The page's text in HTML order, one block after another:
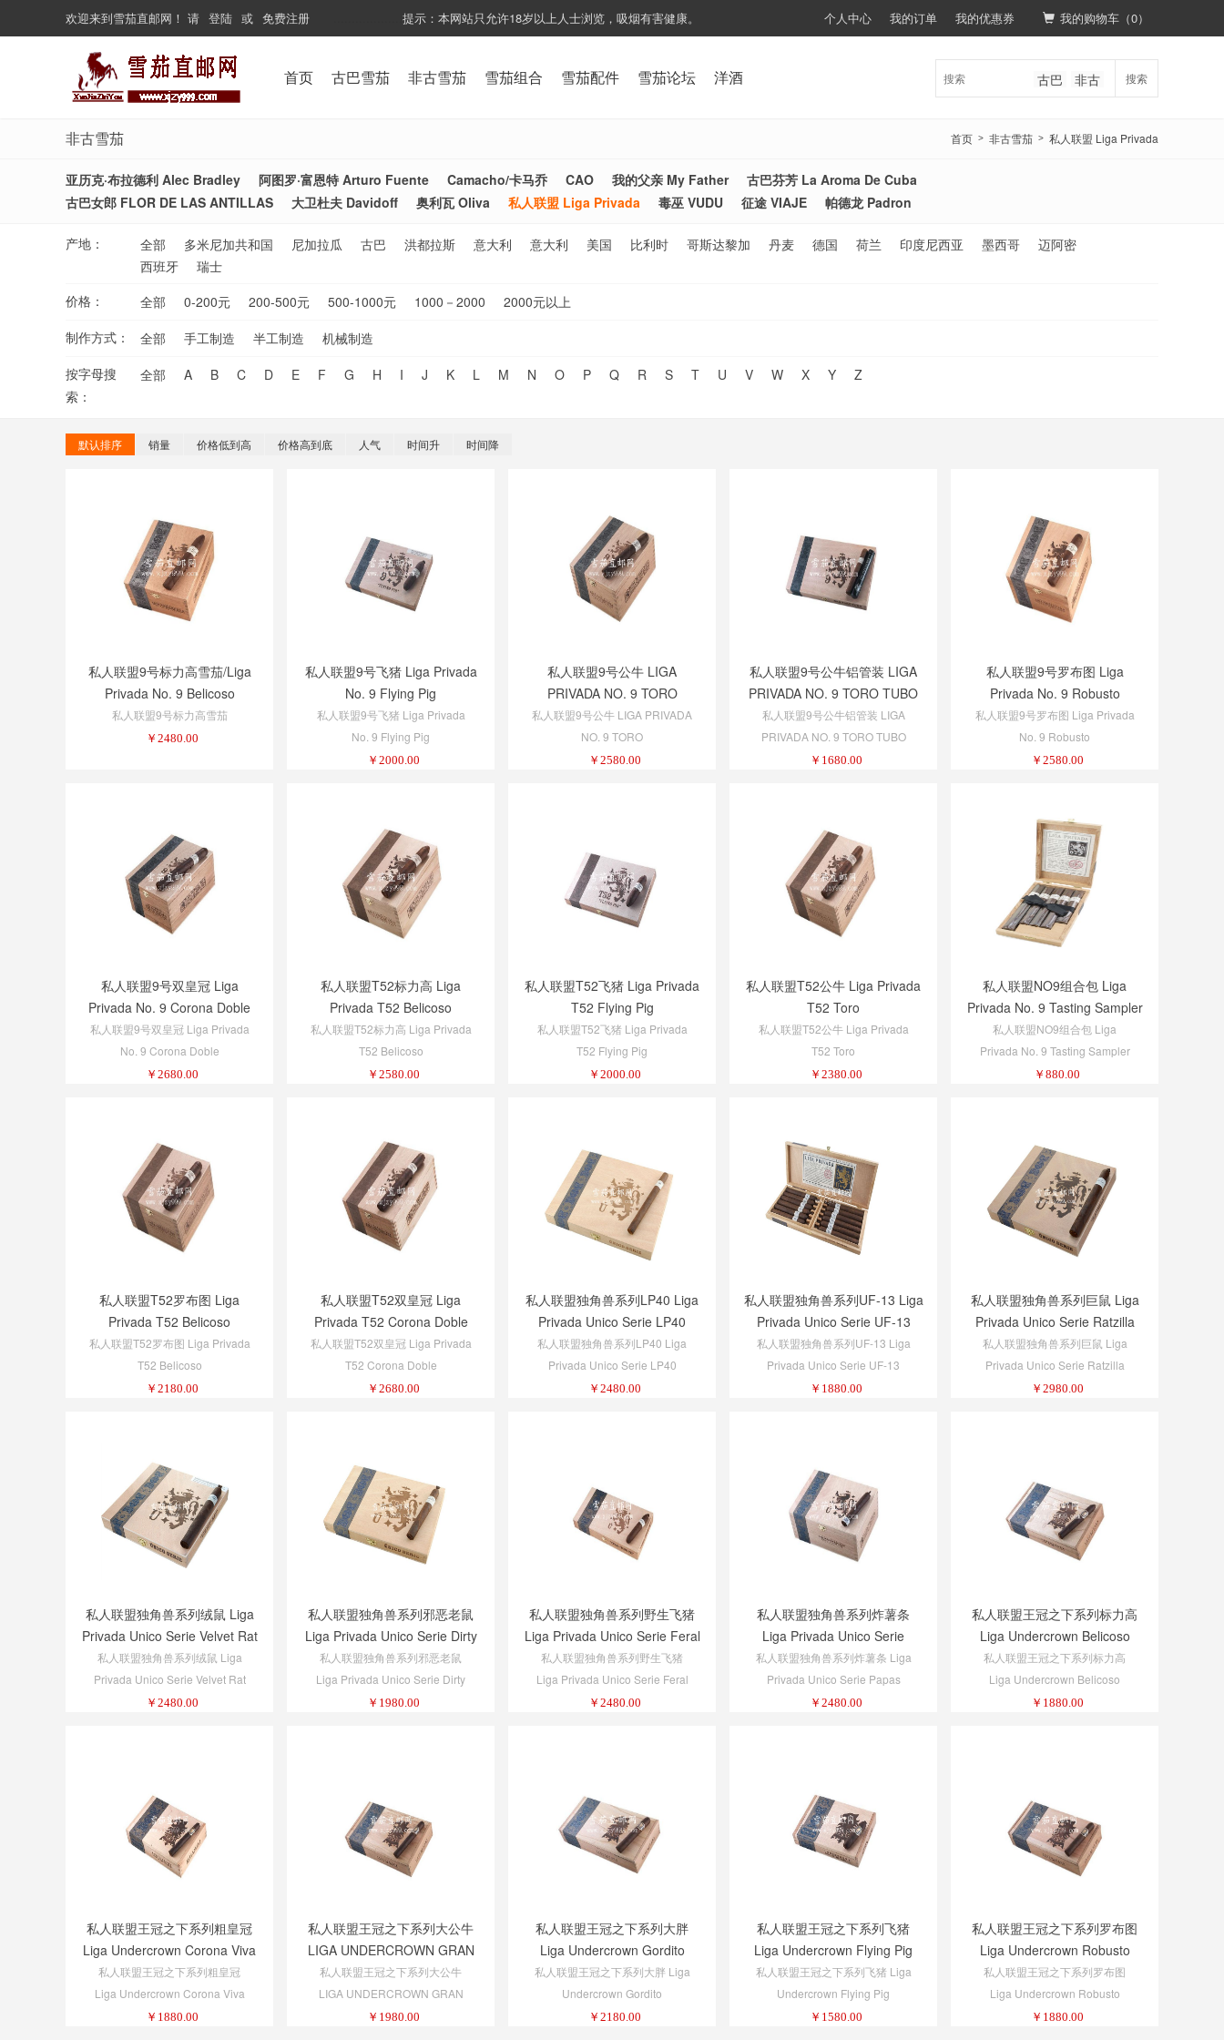
个人中心 我的订单 我的优惠券
欢迎来到雪茄直邮网 ！ 请 登陆 或 免费注册 提示：本网站只允许18岁以上人士浏览，吸烟有害健康。 我的购物车（0）
首页 古巴雪茄 非古雪茄 雪茄组合 雪茄配件 雪茄论坛 洋酒 搜索
古巴 非古
非古雪茄 首页 > 非古雪茄 > 私人联盟 Liga Privada
亚历克·布拉德利 Alec Bradley 阿图罗·富恩特 Arturo Fuente Camacho/卡马乔 CAO 我的父亲 My Father
古巴芬芳 La Aroma De Cuba
古巴女郎 FLOR DE LAS ANTILLAS
大卫杜夫 Davidoff 奥利瓦 Oliva 私人联盟 Liga Privada 毒巫 VUDU 征途 VIAJE 帕德龙 Padron
产地： 全部 多米尼加共和国 尼加拉瓜 古巴 洪都拉斯 意大利 意大利 美国 比利时 哥斯达黎加 丹麦 德国 荷兰 印度尼西亚 墨西哥
迈阿密
西班牙
瑞士
价格：
全部 0-200元 200-500元 500-1000元 1000－2000
2000元以上
制作方式：
全部 手工制造 半工制造
机械制造
按字母搜
索：
全部 A B C D E F G H I J K L M N O P Q R S T U V W X Y Z
默认排序 销量 价格低到高 价格高到底 人气 时间升 时间降
私人联盟9号标力高雪茄/Liga
Privada No. 9 Belicoso
私人联盟9号标力高雪茄
￥ 2480.00
私人联盟9号飞猪 Liga Privada
No. 9 Flying Pig
私人联盟9号飞猪 Liga Privada
No. 9 Flying Pig
￥ 2000.00
私人联盟9号公牛 LIGA
PRIVADA NO. 9 TORO
私人联盟9号公牛 LIGA PRIVADA
NO. 9 TORO
￥ 2580.00
私人联盟9号公牛铝管装 LIGA
PRIVADA NO. 9 TORO TUBO
私人联盟9号公牛铝管装 LIGA
PRIVADA NO. 9 TORO TUBO
￥ 1680.00
私人联盟9号罗布图 Liga
Privada No. 9 Robusto
私人联盟9号罗布图 Liga Privada
No. 9 Robusto
￥ 2580.00
私人联盟9号双皇冠 Liga
Privada No. 9 Corona Doble
私人联盟9号双皇冠 Liga Privada
No. 9 Corona Doble
￥ 2680.00
私人联盟T52标力高 Liga
Privada T52 Belicoso
私人联盟T52标力高 Liga Privada
T52 Belicoso
￥ 2580.00
私人联盟T52飞猪 Liga Privada
T52 Flying Pig
私人联盟T52飞猪 Liga Privada
T52 Flying Pig
￥ 2000.00
私人联盟T52公牛 Liga Privada
T52 Toro
私人联盟T52公牛 Liga Privada
T52 Toro
￥ 2380.00
私人联盟NO9组合包 Liga
Privada No. 9 Tasting Sampler
私人联盟NO9组合包 Liga
Privada No. 9 Tasting Sampler
￥ 880.00
私人联盟T52罗布图 Liga
Privada T52 Belicoso
私人联盟T52罗布图 Liga Privada
T52 Belicoso
￥ 2180.00
私人联盟T52双皇冠 Liga
Privada T52 Corona Doble
私人联盟T52双皇冠 Liga Privada
T52 Corona Doble
￥ 2680.00
私人联盟独角兽系列LP40 Liga
Privada Unico Serie LP40
私人联盟独角兽系列LP40 Liga
Privada Unico Serie LP40
￥ 2480.00
私人联盟独角兽系列UF-13 Liga
Privada Unico Serie UF-13
私人联盟独角兽系列UF-13 Liga
Privada Unico Serie UF-13
￥ 1880.00
私人联盟独角兽系列巨鼠 Liga
Privada Unico Serie Ratzilla
私人联盟独角兽系列巨鼠 Liga
Privada Unico Serie Ratzilla
￥ 2980.00
私人联盟独角兽系列绒鼠 Liga
Privada Unico Serie Velvet Rat
私人联盟独角兽系列绒鼠 Liga
Privada Unico Serie Velvet Rat
￥ 2480.00
私人联盟独角兽系列邪恶老鼠
Liga Privada Unico Serie Dirty
Rat
私人联盟独角兽系列邪恶老鼠
Liga Privada Unico Serie Dirty
Rat
￥ 1980.00
私人联盟独角兽系列野生飞猪
Liga Privada Unico Serie Feral
Flying Pig
私人联盟独角兽系列野生飞猪
Liga Privada Unico Serie Feral
Flying Pig
￥ 2480.00
私人联盟独角兽系列炸薯条
Liga Privada Unico Serie
Papas Fritas
私人联盟独角兽系列炸薯条 Liga
Privada Unico Serie Papas
Fritas
￥ 2480.00
私人联盟王冠之下系列标力高
Liga Undercrown Belicoso
私人联盟王冠之下系列标力高
Liga Undercrown Belicoso
￥ 1880.00
私人联盟王冠之下系列粗皇冠
Liga Undercrown Corona Viva
私人联盟王冠之下系列粗皇冠
Liga Undercrown Corona Viva
￥ 1880.00
私人联盟王冠之下系列大公牛
LIGA UNDERCROWN GRAN
TORO
私人联盟王冠之下系列大公牛
LIGA UNDERCROWN GRAN
TORO
￥ 1980.00
私人联盟王冠之下系列大胖
Liga Undercrown Gordito
私人联盟王冠之下系列大胖 Liga
Undercrown Gordito
￥ 2180.00
私人联盟王冠之下系列飞猪
Liga Undercrown Flying Pig
私人联盟王冠之下系列飞猪 Liga
Undercrown Flying Pig
￥ 1580.00
私人联盟王冠之下系列罗布图
Liga Undercrown Robusto
私人联盟王冠之下系列罗布图
Liga Undercrown Robusto
￥ 1880.00